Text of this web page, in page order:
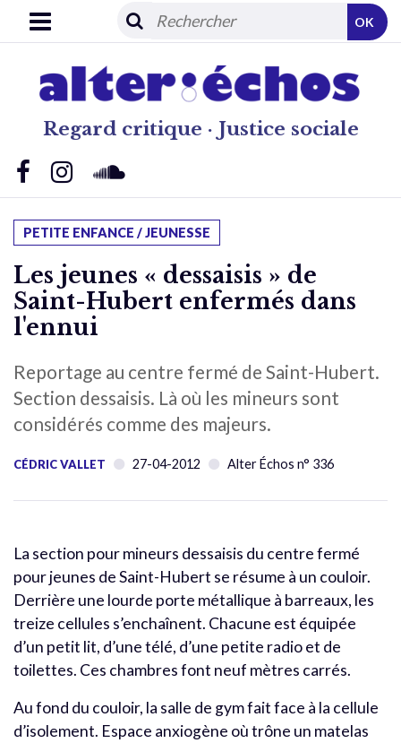
Regard critique · Justice sociale
OK
PETITE ENFANCE / JEUNESSE
Les jeunes « dessaisis » de
Saint-Hubert enfermés dans
l'ennui
Reportage au centre fermé de Saint-Hubert.
Section dessaisis. Là où les mineurs sont
considérés comme des majeurs.
CÉDRIC VALLET 27-04-2012 Alter Échos n° 336
La section pour mineurs dessaisis du centre fermé
pour jeunes de Saint-Hubert se résume à un couloir.
Derrière une lourde porte métallique à barreaux, les
treize cellules s’enchaînent. Chacune est équipée
d’un petit lit, d’une télé, d’une petite radio et de
toilettes. Ces chambres font neuf mètres carrés.
Au fond du couloir, la salle de gym fait face à la cellule
d’isolement. Espace anxiogène où trône un matelas